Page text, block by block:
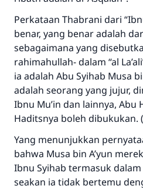
Perkataan Thabrani dari
benar, yang benar adalah
sebagaimana yang
rahimahullah- dalam “al
ia adalah Abu Syihab Musa
adalah seorang yang jujur,
Ibnu Mu’in dan lainnya, Abu
Haditsnya boleh dibukukan.
Yang menunjukkan
bahwa Musa bin A’yun
Ibnu Syihab termasuk
seakan ia tidak bertemu